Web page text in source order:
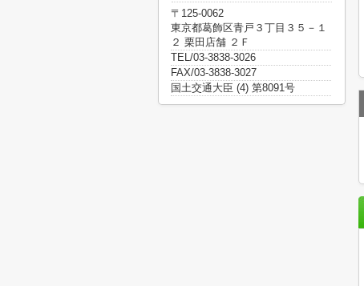
〒125-0062
東京都葛飾区青戸３丁目３５－１
２ 栗田店舗 ２Ｆ
TEL/03-3838-3026
FAX/03-3838-3027
国土交通大臣 (4) 第8091号